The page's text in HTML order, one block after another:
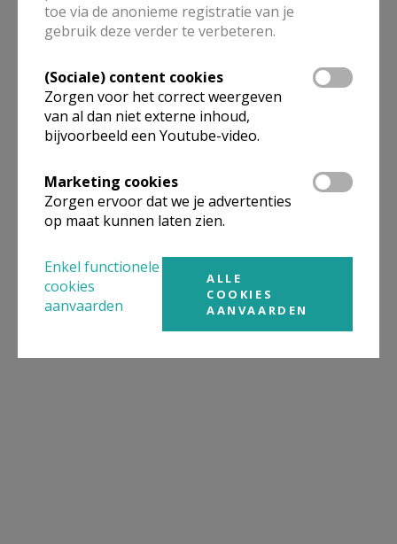
toe via de anonieme registratie van je
gebruik deze verder te verbeteren.
(Sociale) content cookies
Zorgen voor het correct weergeven
van al dan niet externe inhoud,
bijvoorbeeld een Youtube-video.
Marketing cookies
Zorgen ervoor dat we je advertenties
op maat kunnen laten zien.
Enkel functionele
cookies
aanvaarden
ALLE
COOKIES
AANVAARDEN